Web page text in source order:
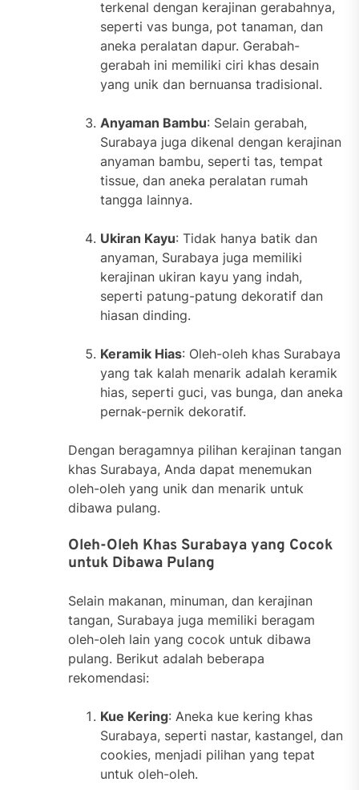
terkenal dengan kerajinan gerabahnya,
seperti vas bunga, pot tanaman, dan
aneka peralatan dapur. Gerabah-
gerabah ini memiliki ciri khas desain
yang unik dan bernuansa tradisional.
Anyaman Bambu: Selain gerabah,
Surabaya juga dikenal dengan kerajinan
anyaman bambu, seperti tas, tempat
tissue, dan aneka peralatan rumah
tangga lainnya.
Ukiran Kayu: Tidak hanya batik dan
anyaman, Surabaya juga memiliki
kerajinan ukiran kayu yang indah,
seperti patung-patung dekoratif dan
hiasan dinding.
Keramik Hias: Oleh-oleh khas Surabaya
yang tak kalah menarik adalah keramik
hias, seperti guci, vas bunga, dan aneka
pernak-pernik dekoratif.
Dengan beragamnya pilihan kerajinan tangan
khas Surabaya, Anda dapat menemukan
oleh-oleh yang unik dan menarik untuk
dibawa pulang.
Oleh-Oleh Khas Surabaya yang Cocok
untuk Dibawa Pulang
Selain makanan, minuman, dan kerajinan
tangan, Surabaya juga memiliki beragam
oleh-oleh lain yang cocok untuk dibawa
pulang. Berikut adalah beberapa
rekomendasi:
Kue Kering: Aneka kue kering khas
Surabaya, seperti nastar, kastangel, dan
cookies, menjadi pilihan yang tepat
untuk oleh-oleh.